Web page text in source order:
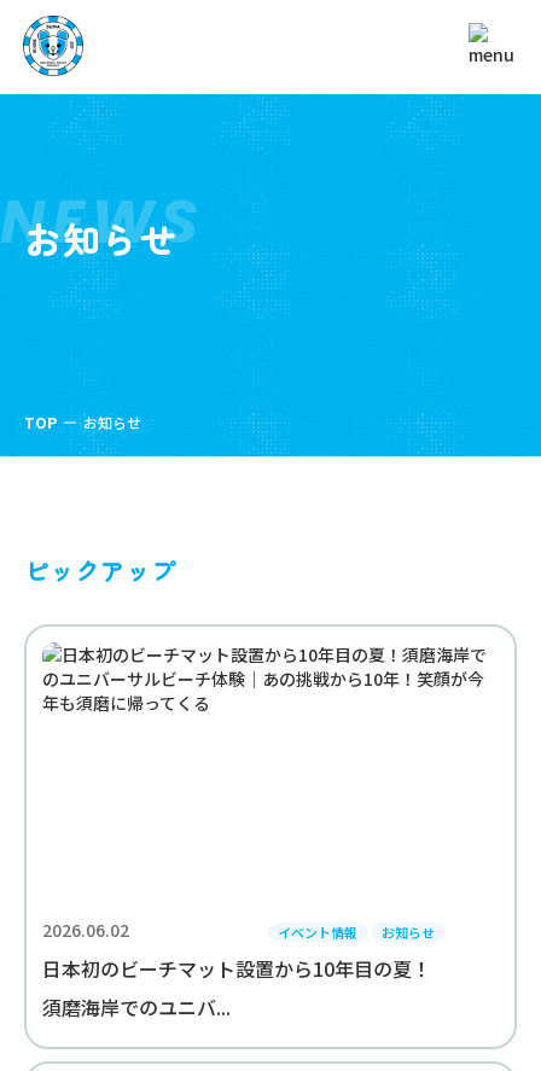
お知らせ
NEWS
TOP お知らせ
ピックアップ
2026.06.02 イベント情報 お知らせ
日本初のビーチマット設置から10年目の夏！
須磨海岸でのユニバ...